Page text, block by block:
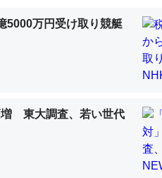
問題＝「昆虫はなぜ海にいないのか」に
5000万円受け取り競艇
増 東大調査、若い世代